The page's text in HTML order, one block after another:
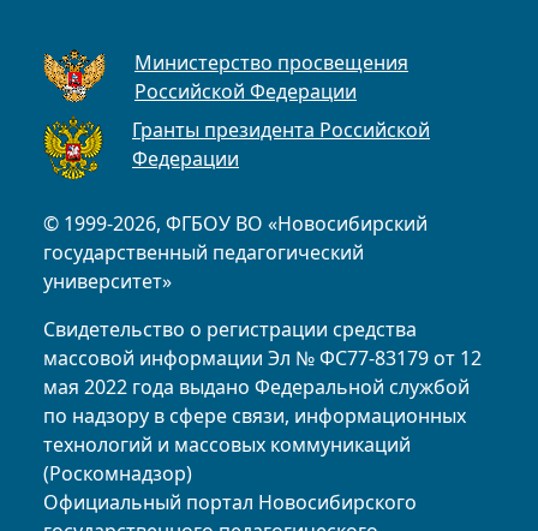
© 1999-2026, ФГБОУ ВО «Новосибирский
государственный педагогический
университет»
Свидетельство о регистрации средства
массовой информации Эл № ФС77-83179 от 12
мая 2022 года выдано Федеральной службой
по надзору в сфере связи, информационных
технологий и массовых коммуникаций
(Роскомнадзор)
Официальный портал Новосибирского
Министерство просвещения
Российской Федерации
Гранты президента Российской
Федерации